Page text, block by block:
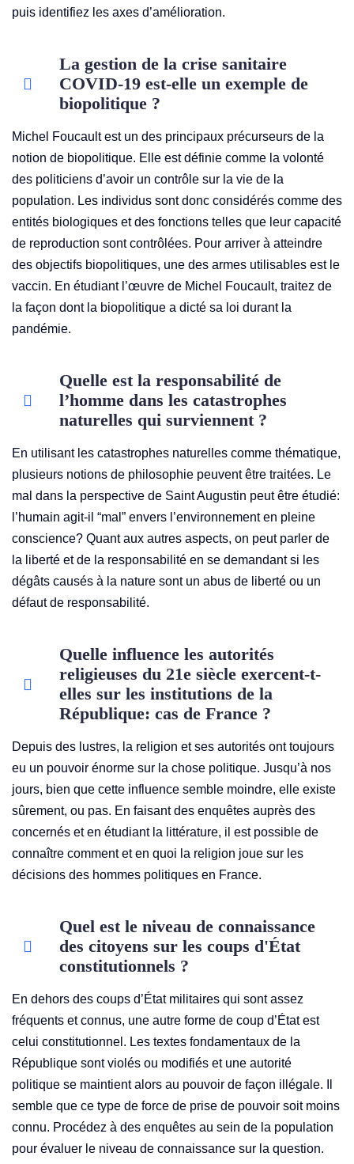
puis identifiez les axes d’amélioration.
La gestion de la crise sanitaire
COVID-19 est-elle un exemple de
biopolitique ?
Michel Foucault est un des principaux précurseurs de la
notion de biopolitique. Elle est définie comme la volonté
des politiciens d’avoir un contrôle sur la vie de la
population. Les individus sont donc considérés comme des
entités biologiques et des fonctions telles que leur capacité
de reproduction sont contrôlées. Pour arriver à atteindre
des objectifs biopolitiques, une des armes utilisables est le
vaccin. En étudiant l’œuvre de Michel Foucault, traitez de
la façon dont la biopolitique a dicté sa loi durant la
pandémie.
Quelle est la responsabilité de
l’homme dans les catastrophes
naturelles qui surviennent ?
En utilisant les catastrophes naturelles comme thématique,
plusieurs notions de philosophie peuvent être traitées. Le
mal dans la perspective de Saint Augustin peut être étudié:
l’humain agit-il “mal” envers l’environnement en pleine
conscience? Quant aux autres aspects, on peut parler de
la liberté et de la responsabilité en se demandant si les
dégâts causés à la nature sont un abus de liberté ou un
défaut de responsabilité.
Quelle influence les autorités
religieuses du 21e siècle exercent-t-
elles sur les institutions de la
République: cas de France ?
Depuis des lustres, la religion et ses autorités ont toujours
eu un pouvoir énorme sur la chose politique. Jusqu’à nos
jours, bien que cette influence semble moindre, elle existe
sûrement, ou pas. En faisant des enquêtes auprès des
concernés et en étudiant la littérature, il est possible de
connaître comment et en quoi la religion joue sur les
décisions des hommes politiques en France.
Quel est le niveau de connaissance
des citoyens sur les coups d'État
constitutionnels ?
En dehors des coups d’État militaires qui sont assez
fréquents et connus, une autre forme de coup d’État est
celui constitutionnel. Les textes fondamentaux de la
République sont violés ou modifiés et une autorité
politique se maintient alors au pouvoir de façon illégale. Il
semble que ce type de force de prise de pouvoir soit moins
connu. Procédez à des enquêtes au sein de la population
pour évaluer le niveau de connaissance sur la question.